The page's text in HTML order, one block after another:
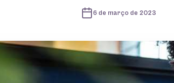
6 de março de 2023